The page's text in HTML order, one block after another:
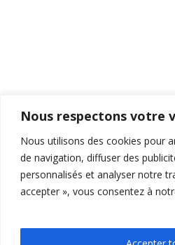
Nous respectons votre
Nous utilisons des cookies pour
de navigation, diffuser des
personnalisés et analyser notre
accepter », vous consentez à
15-19 Allée Claude Forbin,
feg-miage-aix@univ-amu.fr